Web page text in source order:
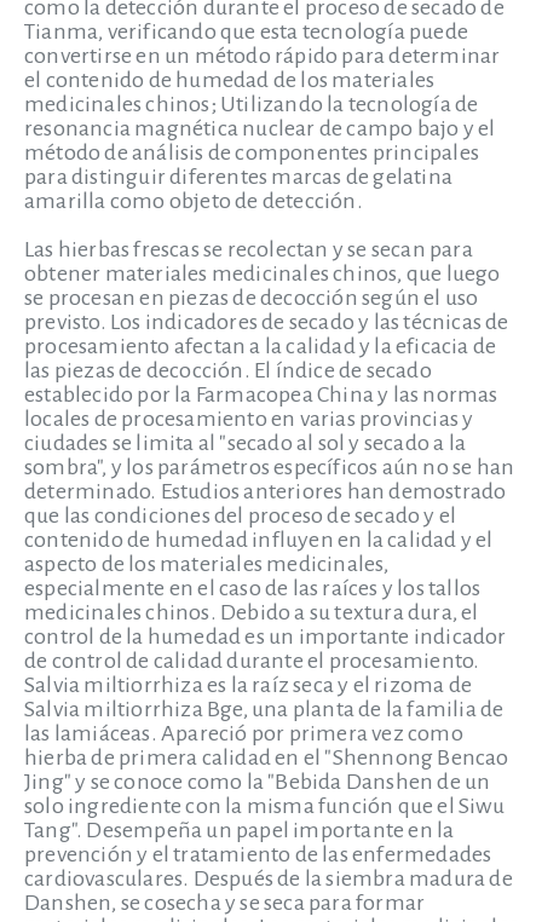
como la detección durante el proceso de secado de
Tianma, verificando que esta tecnología puede
convertirse en un método rápido para determinar
el contenido de humedad de los materiales
medicinales chinos; Utilizando la tecnología de
resonancia magnética nuclear de campo bajo y el
método de análisis de componentes principales
para distinguir diferentes marcas de gelatina
amarilla como objeto de detección.
Las hierbas frescas se recolectan y se secan para
obtener materiales medicinales chinos, que luego
se procesan en piezas de decocción según el uso
previsto. Los indicadores de secado y las técnicas de
procesamiento afectan a la calidad y la eficacia de
las piezas de decocción. El índice de secado
establecido por la Farmacopea China y las normas
locales de procesamiento en varias provincias y
ciudades se limita al "secado al sol y secado a la
sombra", y los parámetros específicos aún no se han
determinado. Estudios anteriores han demostrado
que las condiciones del proceso de secado y el
contenido de humedad influyen en la calidad y el
aspecto de los materiales medicinales,
especialmente en el caso de las raíces y los tallos
medicinales chinos. Debido a su textura dura, el
control de la humedad es un importante indicador
de control de calidad durante el procesamiento.
Salvia miltiorrhiza es la raíz seca y el rizoma de
Salvia miltiorrhiza Bge, una planta de la familia de
las lamiáceas. Apareció por primera vez como
hierba de primera calidad en el "Shennong Bencao
Jing" y se conoce como la "Bebida Danshen de un
solo ingrediente con la misma función que el Siwu
Tang". Desempeña un papel importante en la
prevención y el tratamiento de las enfermedades
cardiovasculares. Después de la siembra madura de
Danshen, se cosecha y se seca para formar